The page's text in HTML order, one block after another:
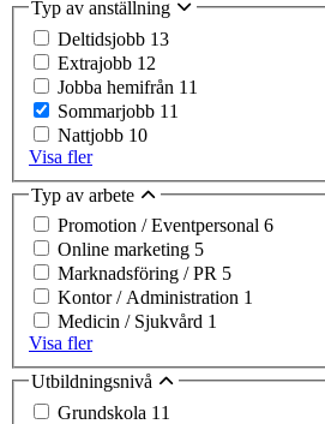
Typ av anställning
Deltidsjobb 13
Extrajobb 12
Jobba hemifrån 11
Sommarjobb 11
Nattjobb 10
Visa fler
Typ av arbete
Promotion / Eventpersonal 6
Online marketing 5
Marknadsföring / PR 5
Kontor / Administration 1
Medicin / Sjukvård 1
Visa fler
Utbildningsnivå
Grundskola 11